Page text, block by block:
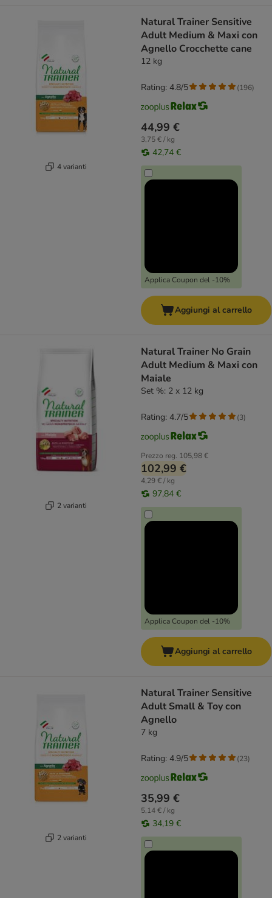
4 varianti
Natural Trainer Sensitive
Adult Medium & Maxi con
Agnello Crocchette cane
12 kg
44,99 €
3,75 € / kg
42,74 €
Applica Coupon del -10%
Rating: 4.8/5 (196)
Aggiungi al carrello
2 varianti
Natural Trainer No Grain
Adult Medium & Maxi con
Maiale
Set %: 2 x 12 kg
Prezzo reg. 105,98 €
102,99 €
4,29 € / kg
97,84 €
Applica Coupon del -10%
Rating: 4.7/5 (3)
Aggiungi al carrello
2 varianti
Natural Trainer Sensitive
Adult Small & Toy con
Agnello
7 kg
35,99 €
5,14 € / kg
34,19 €
Rating: 4.9/5 (23)